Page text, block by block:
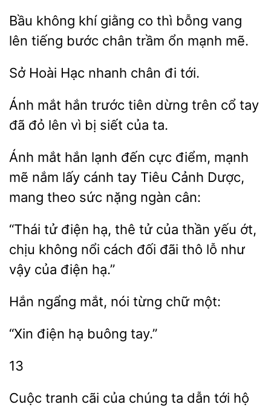
Bầu khí giằng co thì
vang
lên tiếng
chân trầm ổn mạnh mẽ.
Hoài chân đi tới.
Ánh mắt hắn trước
dừng trên cổ tay
đỏ lên vì bị siết
ta.
Ánh mắt hắn
đến cực điểm, mạnh
mẽ nắm lấy cánh tay Tiêu Cảnh
mang
sức nặng ngàn cân:
“Thái tử điện hạ,
của thần yếu ớt,
chịu không nổi cách đối đãi thô lỗ như
vậy của điện
ngẩng nói từng một:
hạ tay.”
13
Cuộc tranh của chúng
tới hộ